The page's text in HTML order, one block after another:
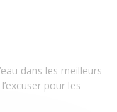
dans les meilleurs
pour les